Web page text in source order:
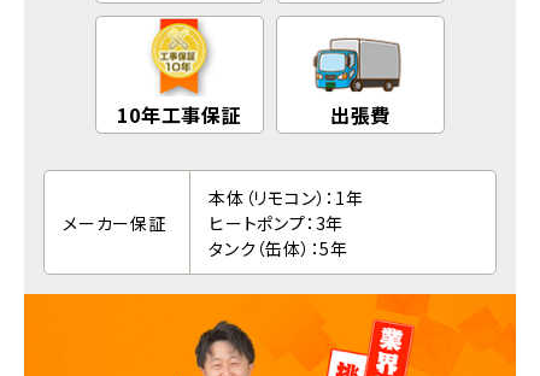
10年工事保証 出張費
メーカー保証
本体（リモコン）：1年
ヒートポンプ：3年
タンク（缶体）：5年